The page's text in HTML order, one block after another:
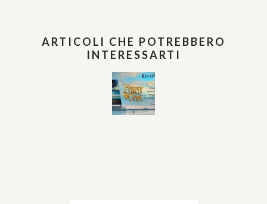
ARTICOLI CHE POTREBBERO
INTERESSARTI